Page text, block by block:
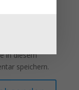
in diesem
speichern.